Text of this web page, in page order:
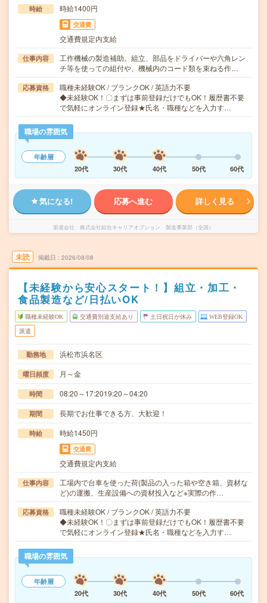
時給 時給1400円
交通費
交通費規定内支給
仕事内容
工作機械の製造補助。組立、部品をドライバーや六角レン
チ等を使っての組付や、機械内のコード類を束ねる作…
応募資格
職種未経験OK / ブランクOK / 英語力不要
◆未経験OK！〇まずは事前登録だけでもOK！履歴書不要
で気軽にオンライン登録★氏名・職種などを入力す…
職場の雰囲気
年齢層
20代
30代 40代 50代 60代
気になる! 応募へ進む 詳しく見る
派遣会社 株式会社綜合キャリアオプション 製造事業部（全国）
未読 掲載日 2026/08/08
【未経験から安心スタート！】組立・加工・
食品製造など/日払いOK
職種未経験OK 交通費別途支給あり 土日祝日が休み WEB登録OK
派遣
勤務地 浜松市浜名区
曜日頻度 月～金
時間 08:20～17:2019:20～04:20
期間 長期でお仕事できる方、大歓迎！
時給 時給1450円
交通費
交通費規定内支給
仕事内容
工場内で台車を使った荷(製品の入った箱や空き箱、資材な
ど)の運搬、生産設備への資材投入など※実際の作…
応募資格
職種未経験OK / ブランクOK / 英語力不要
◆未経験OK！〇まずは事前登録だけでもOK！履歴書不要
で気軽にオンライン登録★氏名・職種などを入力す…
職場の雰囲気
年齢層
20代
30代 40代 50代 60代